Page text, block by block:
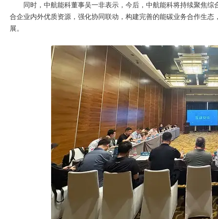
同时，中航能科董事吴一非表示，今后，中航能科将持续聚焦综
合企业内外优质资源，强化协同联动，构建完善的能碳业务合作生
展。